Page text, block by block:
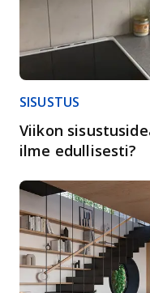
SISUSTUS
Viikon
ilme edullisesti?